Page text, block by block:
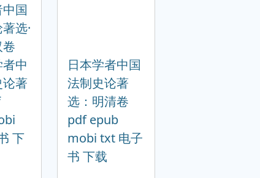
国
选·
者中
著
下
日本学者中国
法制史论著
选：明清卷
pdf epub
mobi txt 电子
书 下载